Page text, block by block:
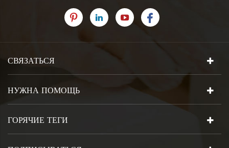
СВЯЗАТЬСЯ
НУЖНА ПОМОЩЬ
ГОРЯЧИЕ ТЕГИ